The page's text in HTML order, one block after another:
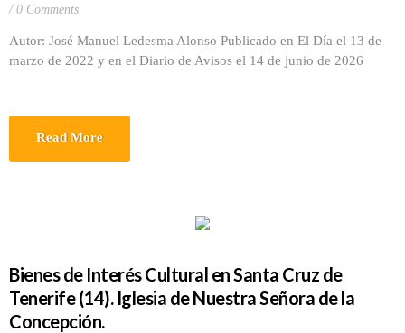
0 Comments
Autor: José Manuel Ledesma Alonso Publicado en El Día el 13 de
marzo de 2022 y en el Diario de Avisos el 14 de junio de 2026
Read More
Bienes de Interés Cultural en Santa Cruz de
Tenerife (14). Iglesia de Nuestra Señora de la
Concepción.